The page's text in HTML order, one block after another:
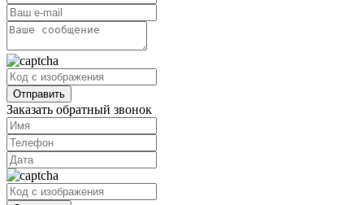
Заказать обратный звонок